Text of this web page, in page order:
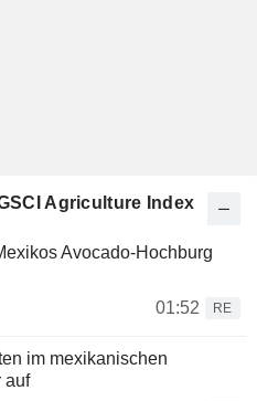
Agriculture Index
Avocado-Hochburg
01:52
RE
im mexikanischen
auf